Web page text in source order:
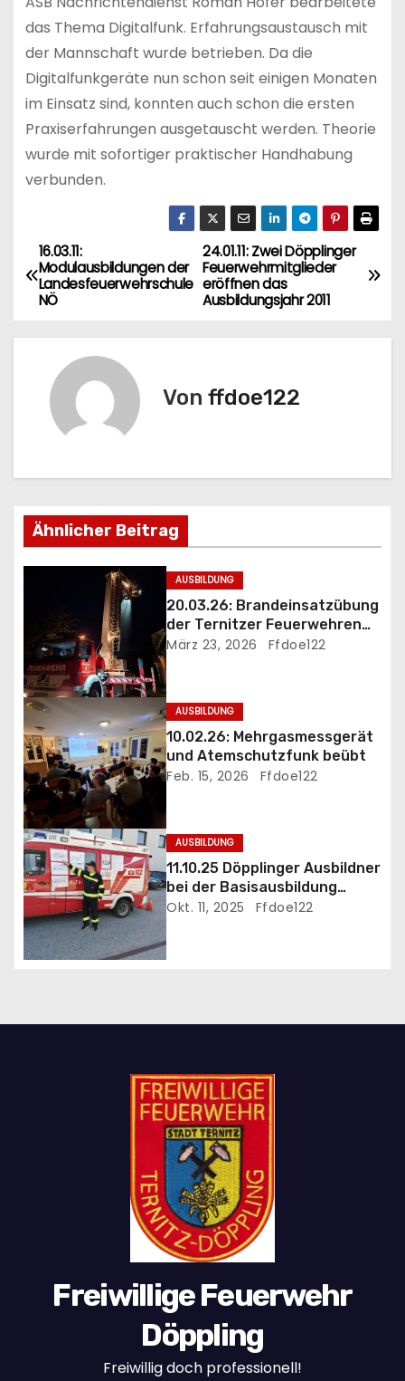
das Thema Digitalfunk. Erfahrungsaustausch mit
der Mannschaft wurde betrieben. Da die
Digitalfunkgeräte nun schon seit einigen Monaten
im Einsatz sind, konnten auch schon die ersten
Praxiserfahrungen ausgetauscht werden. Theorie
wurde mit sofortiger praktischer Handhabung
verbunden.
B
e
i
g
s
n
v
i
g
a
t
i
o
n
24.01.11: Zwei Döpplinger
Feuerwehrmitglieder
eröffnen das
Ausbildungsjahr 2011
16.03.11:
Modulausbildungen der
Landesfeuerwehrschule
NÖ
Von ffdoe122
Ähnlicher Beitrag
AUSBILDUNG
20.03.26: Brandeinsatzübung
der Ternitzer Feuerwehren
FF Döppling und FF St.Johann
März 23, 2026 Ffdoe122
AUSBILDUNG
10.02.26: Mehrgasmessgerät
und Atemschutzfunk beübt
Feb. 15, 2026 Ffdoe122
AUSBILDUNG
11.10.25 Döpplinger Ausbildner
bei der Basisausbildung
eingesetzt
Okt. 11, 2025 Ffdoe122
Freiwillige Feuerwehr
Döppling
Freiwillig doch professionell!